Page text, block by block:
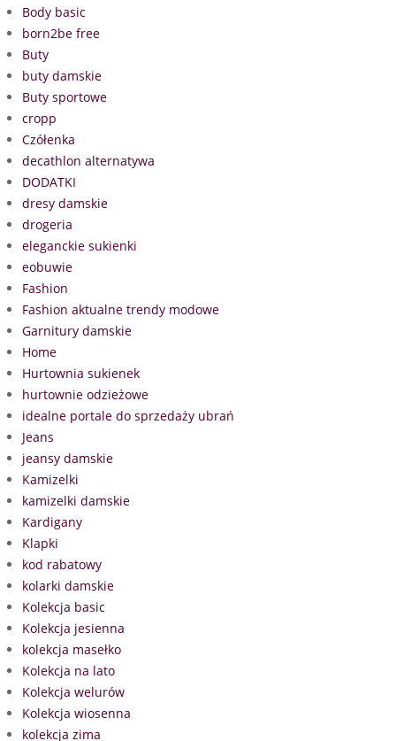
Body basic
born2be free
Buty
buty damskie
Buty sportowe
cropp
Czółenka
decathlon alternatywa
DODATKI
dresy damskie
drogeria
eleganckie sukienki
eobuwie
Fashion
Fashion aktualne trendy modowe
Garnitury damskie
Home
Hurtownia sukienek
hurtownie odzieżowe
idealne portale do sprzedaży ubrań
Jeans
jeansy damskie
Kamizelki
kamizelki damskie
Kardigany
Klapki
kod rabatowy
kolarki damskie
Kolekcja basic
Kolekcja jesienna
kolekcja masełko
Kolekcja na lato
Kolekcja welurów
Kolekcja wiosenna
kolekcja zima